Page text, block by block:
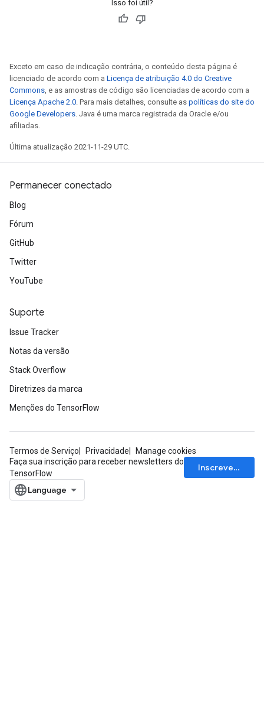
Isso foi útil?
Exceto em caso de indicação contrária, o conteúdo desta página é
licenciado de acordo com a Licença de atribuição 4.0 do Creative
Commons, e as amostras de código são licenciadas de acordo com a
Licença Apache 2.0. Para mais detalhes, consulte as políticas do site do
Google Developers. Java é uma marca registrada da Oracle e/ou
afiliadas.
Última atualização 2021-11-29 UTC.
Permanecer conectado
Blog
Fórum
GitHub
Twitter
YouTube
Suporte
Issue Tracker
Notas da versão
Stack Overflow
Diretrizes da marca
Menções do TensorFlow
Termos de Serviço Privacidade
Manage cookies
Faça sua inscrição para receber newsletters do
TensorFlow
Inscrever-se